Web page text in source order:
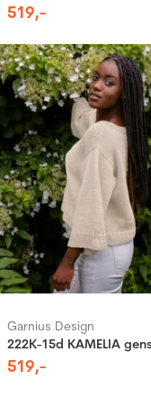
519,-
Garnius Design
519,-